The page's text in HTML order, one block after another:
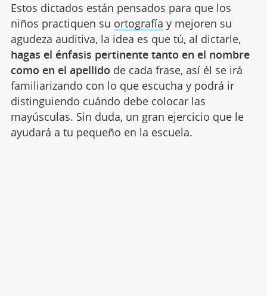
Estos dictados están pensados para que los
niños practiquen su ortografía y mejoren su
agudeza auditiva, la idea es que tú, al dictarle,
hagas el énfasis pertinente tanto en el nombre
como en el apellido de cada frase, así él se irá
familiarizando con lo que escucha y podrá ir
distinguiendo cuándo debe colocar las
mayúsculas. Sin duda, un gran ejercicio que le
ayudará a tu pequeño en la escuela.